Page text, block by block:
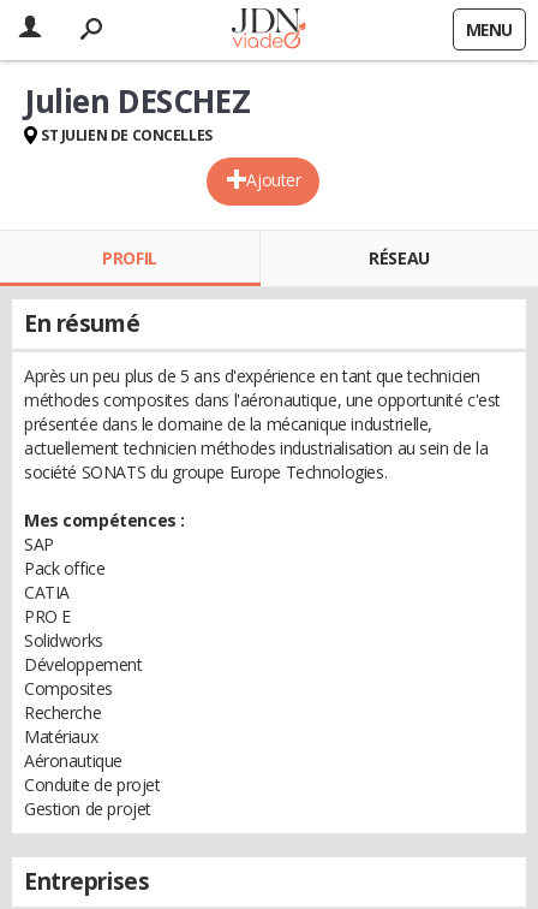
MENU
Ajouter
Julien DESCHEZ
ST JULIEN DE CONCELLES
PROFIL RÉSEAU
En résumé
Après un peu plus de 5 ans d'expérience en tant que technicien
méthodes composites dans l'aéronautique, une opportunité c'est
présentée dans le domaine de la mécanique industrielle,
actuellement technicien méthodes industrialisation au sein de la
société SONATS du groupe Europe Technologies.
Mes compétences :
SAP
Pack office
CATIA
PRO E
Solidworks
Développement
Composites
Recherche
Matériaux
Aéronautique
Conduite de projet
Gestion de projet
Entreprises